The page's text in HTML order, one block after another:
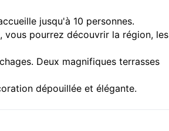
jusqu'à 10 personnes.
pourrez découvrir la région, les
Deux magnifiques terrasses
dépouillée et élégante.